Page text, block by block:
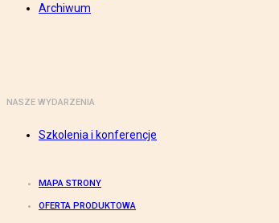
Archiwum
NASZE WYDARZENIA
Szkolenia i konferencje
MAPA STRONY
OFERTA PRODUKTOWA